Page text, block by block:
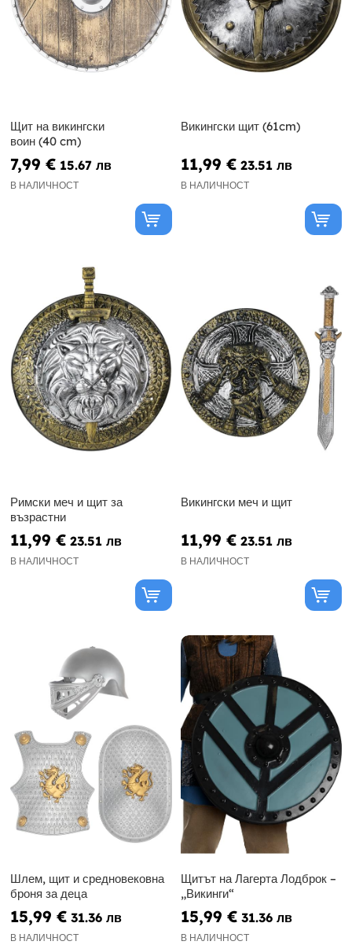
Щит на викингски
воин (40 cm)
7,99 € 15.67 лв
В НАЛИЧНОСТ
Викингски щит (61cm)
11,99 € 23.51 лв
В НАЛИЧНОСТ
Римски меч и щит за
възрастни
11,99 € 23.51 лв
В НАЛИЧНОСТ
Викингски меч и щит
11,99 € 23.51 лв
В НАЛИЧНОСТ
Шлем, щит и средновековна
броня за деца
15,99 € 31.36 лв
В НАЛИЧНОСТ
Щитът на Лагерта Лодброк –
„Викинги“
15,99 € 31.36 лв
В НАЛИЧНОСТ